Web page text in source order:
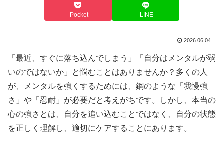
Pocket LINE
2026.06.04
「最近、すぐに落ち込んでしまう」「自分はメンタルが弱
いのではないか」と悩むことはありませんか？多くの人
が、メンタルを強くするためには、鋼のような「我慢強
さ」や「忍耐」が必要だと考えがちです。しかし、本当の
心の強さとは、自分を追い込むことではなく、自分の状態
を正しく理解し、適切にケアすることにあります。